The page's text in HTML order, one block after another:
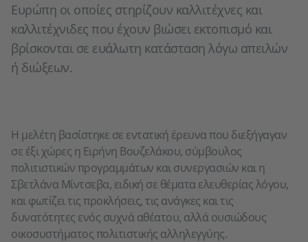
Ευρώπη οι οποίες στηρίζουν καλλιτέχνες και
καλλιτέχνιδες που έχουν βιώσει εκτοπισμό και
βρίσκονται σε ευάλωτη κατάσταση λόγω απειλών
ή διώξεων.
Η μελέτη βασίστηκε σε εντατική έρευνα που διεξήγαγαν
σε έξι χώρες η Ειρήνη Βουζελάκου, σύμβουλος
πολιτιστικών προγραμμάτων και συνεργασιών και η
Σβετλάνα Μίντσεβα, ειδική σε θέματα ελευθερίας λόγου,
και φωτίζει τις προκλήσεις, τις ανάγκες και τις
δυνατότητες ενός συχνά αθέατου, αλλά ουσιώδους
οικοσυστήματος πολιτιστικής αλληλεγγύης.